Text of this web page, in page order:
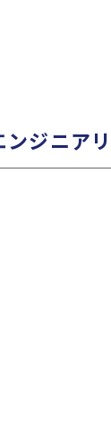
ンジニア